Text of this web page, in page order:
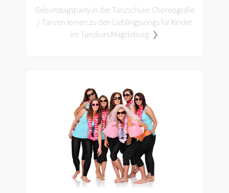
Geburtstagsparty in der Tanzschule: Choreografie
/ Tanzen lernen zu den Lieblingssongs für Kinder
im Tanzkurs Magdeburg. ❯